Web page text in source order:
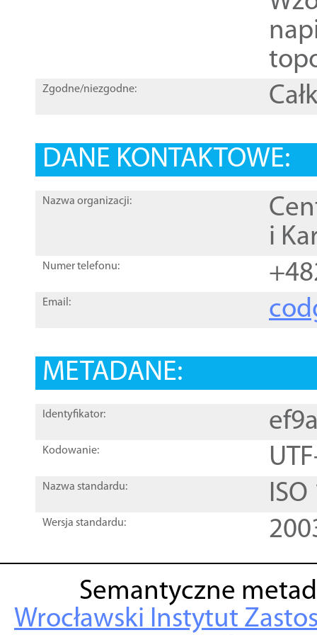
Zgodne/niezgodne:
DANE KONTAKTOWE:
Nazwa organizacji:
i
Numer telefonu:
Email:
METADANE:
Identyfikator:
Kodowanie:
Nazwa standardu:
Wersja standardu:
Semantyczne
Wrocławski Instytut